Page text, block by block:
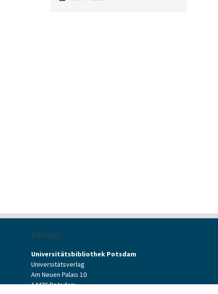
Kontakt
Universitätsbibliothek Potsdam
Universitätsverlag
Am Neuen Palais 10
14476 Potsdam